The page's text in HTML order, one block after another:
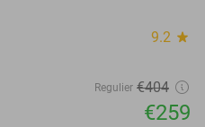
9.2 star
Regulier €404
€259